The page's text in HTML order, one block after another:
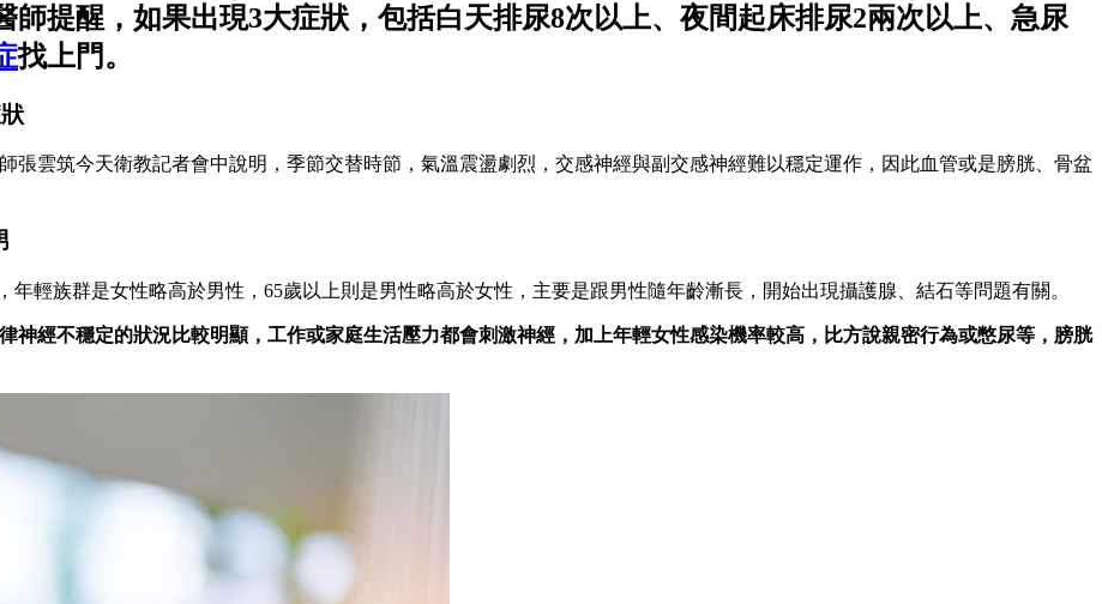
提醒，如果出現3大症狀，包括白天排尿8次以上、夜間起床排尿2兩次以上、急尿
找上門。
張雲筑今天衛教記者會中說明，季節交替時節，氣溫震盪劇烈，交感神經與副交感神經難以穩定運作，因此血管或是膀胱、骨盆
輕族群是女性略高於男性，65歲以上則是男性略高於女性，主要是跟男性隨年齡漸長，開始出現攝護腺、結石等問題有關。
神經不穩定的狀況比較明顯，工作或家庭生活壓力都會刺激神經，加上年輕女性感染機率較高，比方說親密行為或憋尿等，膀胱